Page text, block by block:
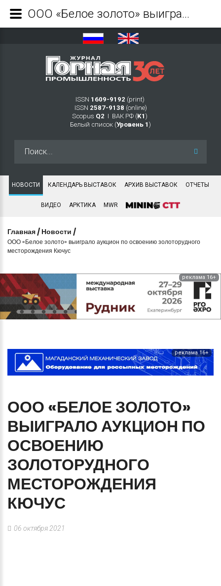
ISSN 1609-9192 (print)
ISSN 2587-9138 (online)
Scopus Q2 Ι ВАК РФ (K1 )
Белый список (Уровень 1 )
НОВОСТИ КАЛЕНДАРЬ ВЫСТАВОК АРХИВ ВЫСТАВОК ОТЧЕТЫ
ВИДЕО АРКТИКА MWR
Главная / Новости /
ООО «Белое золото» выиграло аукцион по освоению золоторудного
месторождения Кючус
реклама 16+
реклама 16+
ООО «БЕЛОЕ ЗОЛОТО»
ВЫИГРАЛО АУКЦИОН ПО
ОСВОЕНИЮ
ЗОЛОТОРУДНОГО
МЕСТОРОЖДЕНИЯ
КЮЧУС
06 октября 2021
ООО «Белое золото» выиграло аукцион по освоению золоторудного месторождения Кючус - Журнал Горная промышленность